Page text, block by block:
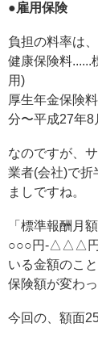
●雇用保険
負担の料率は、
健康保険料
用)
厚生年金保険
分〜平成27年8
なのですが、
業者(会社)で折
ましですね。
「標準報酬月
○○○円-△△△円
いる金額のこ
保険額が変わっ
今回の、額面